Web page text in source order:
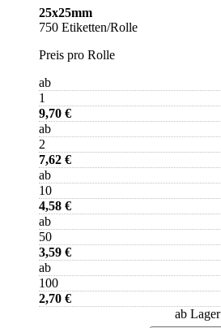
25x25mm
750 Etiketten/Rolle
Preis pro Rolle
ab
1
9,70 €
ab
2
7,62 €
ab
10
4,58 €
ab
50
3,59 €
ab
100
2,70 €
ab Lager